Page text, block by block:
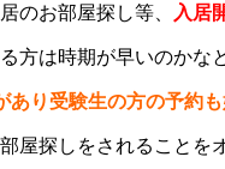
のお部屋探し等、 入居
方は時期が早いのかな
あり受験生の方の予約
屋探しをされることを